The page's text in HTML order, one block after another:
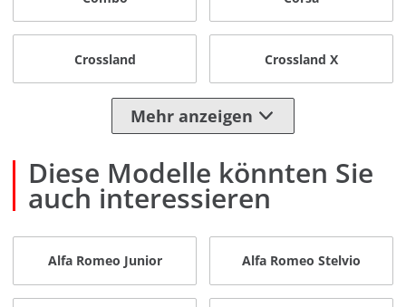
Crossland Crossland X
Mehr anzeigen
Diese Modelle könnten Sie
auch interessieren
Alfa Romeo Junior Alfa Romeo Stelvio